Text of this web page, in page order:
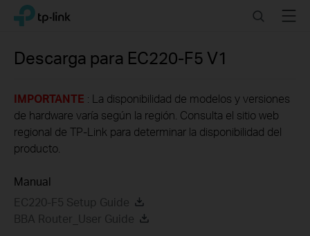
Click
navigation
TP-Link, Reliably Smart SearchMenu
Descarga para EC220-F5 V1
IMPORTANTE : La disponibilidad de modelos y versiones
de hardware varía según la región. Consulta el sitio web
regional de TP-Link para determinar la disponibilidad del
producto.
Manual
EC220-F5 Setup Guide
BBA Router_User Guide